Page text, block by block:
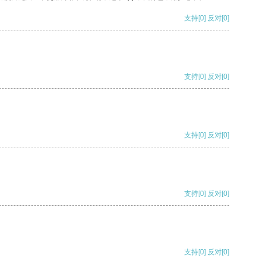
支持[0] 反对[0]
支持[0] 反对[0]
支持[0] 反对[0]
支持[0] 反对[0]
支持[0] 反对[0]